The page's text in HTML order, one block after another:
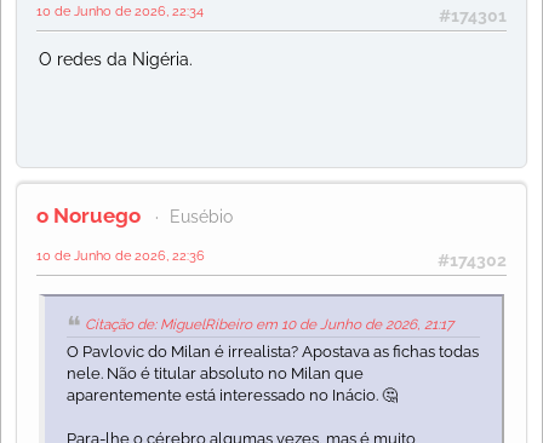
#174301
10 de Junho de 2026, 22:34
O redes da Nigéria.
o Noruego Eusébio
#174302
10 de Junho de 2026, 22:36
Citação de: MiguelRibeiro em 10 de Junho de 2026, 21:17
O Pavlovic do Milan é irrealista? Apostava as fichas todas
nele. Não é titular absoluto no Milan que
aparentemente está interessado no Inácio. 🤔
Para-lhe o cérebro algumas vezes, mas é muito